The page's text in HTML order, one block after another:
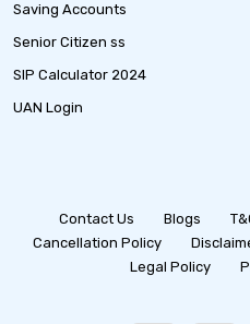
Saving Accounts
Senior Citizen ss
SIP Calculator 2024
UAN Login
Contact Us Blogs
Cancellation Policy
Legal Policy